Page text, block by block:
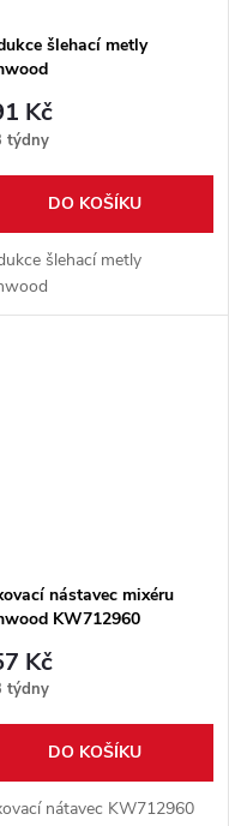
šlehací metly
Kč
týdny
DO KOŠÍKU
šlehací metly
nástavec mixéru
KW712960
Kč
týdny
DO KOŠÍKU
nátavec KW712960